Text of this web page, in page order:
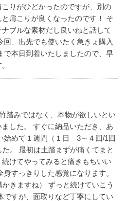
りがひどかったのですが、別の
肩こりが良くなったのです！
そ
ブルな素材だし良いねと話して
回、出先でも使いたく急きょ購入
で本日到着いたしましたので、早
踏みではなく、本物が欲しいとい
した。
すぐに納品いただき、あ
始めて１週間（１日 3～４回/1回
。
最初は土踏まずが痛くてまと
けてやってみると痛きもちいい
身すっきりした感覚になります。
きますね）
ずっと続けていこう
ですが、面取りなど丁寧にしてい